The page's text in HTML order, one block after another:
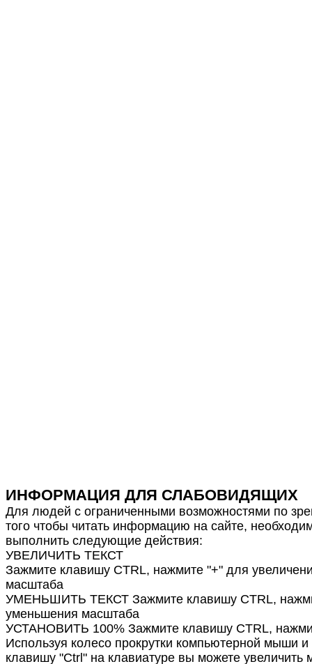
ИНФОРМАЦИЯ ДЛЯ СЛАБОВИДЯЩИХ
Для людей с ограниченными возможностями по
того чтобы читать информацию на сайте,
выполнить следующие действия:
УВЕЛИЧИТЬ ТЕКСТ
Зажмите клавишу CTRL, нажмите "+" для
масштаба
УМЕНЬШИТЬ ТЕКСТ Зажмите клавишу CTRL,
уменьшения масштаба
УСТАНОВИТЬ 100% Зажмите клавишу CTRL,
Используя колесо прокрутки компьютерной мыши
клавишу "Ctrl" на клавиатуре вы можете увеличить